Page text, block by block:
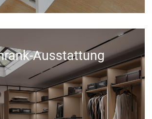
Ausstattung